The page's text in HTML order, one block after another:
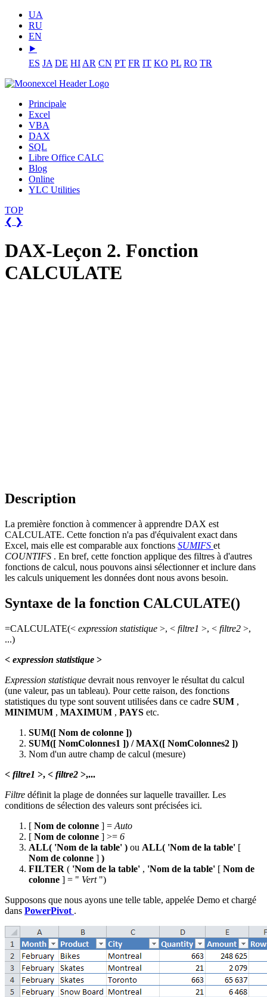
UA
RU
EN
⯈
ES JA DE HI AR CN PT FR IT KO PL RO TR
Principale
Excel
VBA
DAX
SQL
Libre Office CALC
Blog
Online
YLC Utilities
TOP
❮ ❯
DAX-Leçon 2. Fonction
CALCULATE
Description
La première fonction à commencer à apprendre DAX est
CALCULATE. Cette fonction n'a pas d'équivalent exact dans
Excel, mais elle est comparable aux fonctions SUMIFS et
COUNTIFS . En bref, cette fonction applique des filtres à d'autres
fonctions de calcul, nous pouvons ainsi sélectionner et inclure dans
les calculs uniquement les données dont nous avons besoin.
Syntaxe de la fonction CALCULATE()
=CALCULATE(< expression statistique >, < filtre1 >, < filtre2 >,
...)
< expression statistique >
Expression statistique devrait nous renvoyer le résultat du calcul
(une valeur, pas un tableau). Pour cette raison, des fonctions
statistiques du type sont souvent utilisées dans ce cadre SUM ,
MINIMUM , MAXIMUM , PAYS etc.
SUM([ Nom de colonne ])
SUM([ NomColonnes1 ]) / MAX([ NomColonnes2 ])
Nom d'un autre champ de calcul (mesure)
< filtre1 >, < filtre2 >,...
Filtre définit la plage de données sur laquelle travailler. Les
conditions de sélection des valeurs sont précisées ici.
[ Nom de colonne ] = Auto
[ Nom de colonne ] >= 6
ALL( 'Nom de la table' ) ou ALL( 'Nom de la table' [
Nom de colonne ] )
FILTER ( 'Nom de la table' , 'Nom de la table' [ Nom de
colonne ] = " Vert ")
Supposons que nous ayons une telle table, appelée Demo et chargé
dans PowerPivot .